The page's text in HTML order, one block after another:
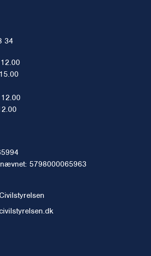
34
5798000065963